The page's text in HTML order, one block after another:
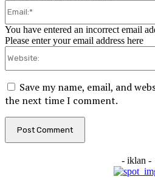
You have entered an incorrect email
Please enter your email address here
Save my name, email, and
the next time I comment.
- iklan -